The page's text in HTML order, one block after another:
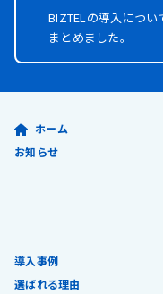
BIZTELの導入につ
まとめました。
ホーム
お知らせ
導入事例
選ばれる理由